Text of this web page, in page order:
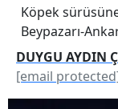
Köpek
Beypazarı-
DUYGU AYDIN
[email